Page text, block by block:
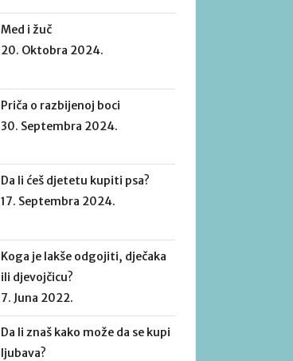
Med i žuč
20. Oktobra 2024.
Priča o razbijenoj boci
30. Septembra 2024.
Da li ćeš djetetu kupiti psa?
17. Septembra 2024.
Koga je lakše odgojiti, dječaka
ili djevojčicu?
7. Juna 2022.
Da li znaš kako može da se kupi
ljubava?